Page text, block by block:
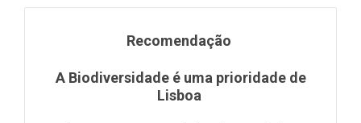
Recomendação
A Biodiversidade é uma prioridade de
Lisboa